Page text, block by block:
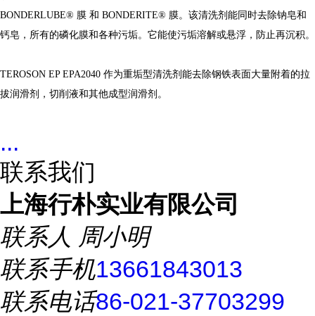
BONDERLUBE® 膜 和 BONDERITE® 膜。该清洗剂能同时去除钠皂和
钙皂，所有的磷化膜和各种污垢。它能使污垢溶解或悬浮，防止再沉积。
TEROSON EP EPA2040 作为重垢型清洗剂能去除钢铁表面大量附着的拉
拔润滑剂，切削液和其他成型润滑剂。
...
联系我们
上海行朴实业有限公司
联系人 周小明
联系手机13661843013
联系电话86-021-37703299